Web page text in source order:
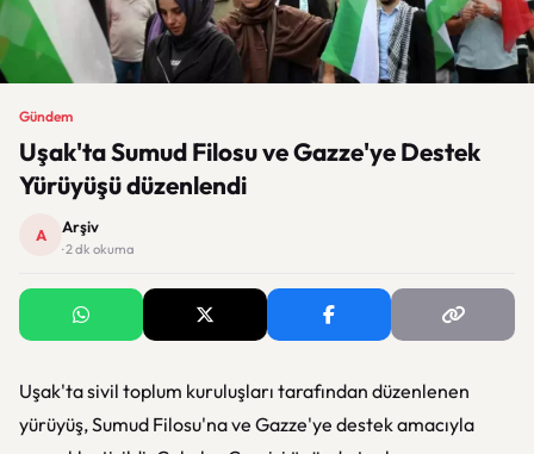
Gündem
Uşak'ta Sumud Filosu ve Gazze'ye Destek
Yürüyüşü düzenlendi
A Arşiv
· 2 dk okuma
Uşak'ta sivil toplum kuruluşları tarafından düzenlenen
yürüyüş, Sumud Filosu'na ve Gazze'ye destek amacıyla